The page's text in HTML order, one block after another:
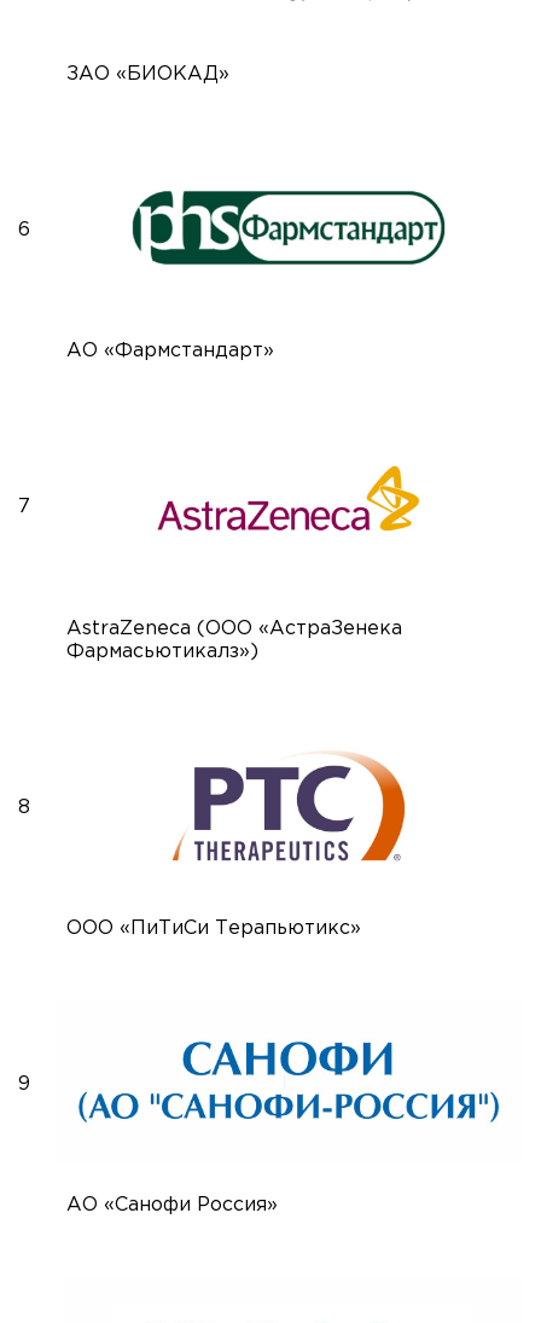
ЗАО «БИОКАД»
6
АО «Фармстандарт»
7
AstraZeneca (ООО «АстраЗенека
Фармасьютикалз»)
8
ООО «ПиТиСи Терапьютикс»
9
АО «Санофи Россия»